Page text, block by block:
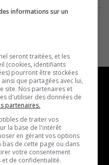
MUSIQUE
- Décompte franco
- Joué récemment
informations sur un
seront traitées, et les
(cookies, identifiants
pourront être stockées
que partagées avec lui,
site. Nos partenaires et
d'utiliser des données de
partenaires.
de traiter vos
la base de l'intérêt
en gérant vos options
bas de cette page ou dans
votre consentement
de confidentialité.